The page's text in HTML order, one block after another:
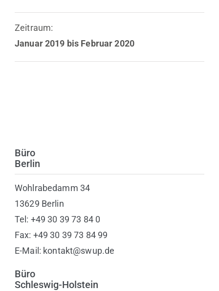
Zeitraum:
Januar 2019 bis Februar 2020
Büro
Berlin
Wohlrabedamm 34
13629 Berlin
Tel: +49 30 39 73 84 0
Fax: +49 30 39 73 84 99
E-Mail: kontakt@swup.de
Büro
Schleswig-Holstein